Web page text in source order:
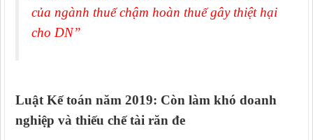
của ngành thuế chậm hoàn thuế gây thiệt hại
cho DN”
Luật Kế toán năm 2019: Còn làm khó doanh
nghiệp và thiếu chế tài răn đe